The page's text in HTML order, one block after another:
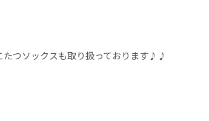
たつソックスも取り扱っております♪♪